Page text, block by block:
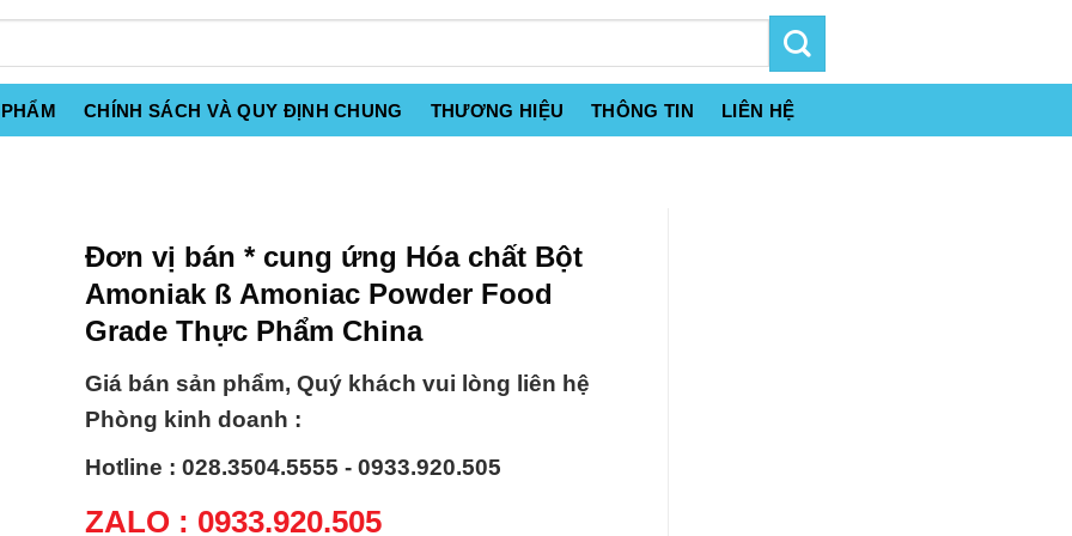
CHÍNH SÁCH VÀ QUY ĐỊNH CHUNG THƯƠNG HIỆU THÔNG TIN LIÊN HỆ
Đơn vị bán * cung ứng Hóa chất Bột
Amoniak ß Amoniac Powder Food
Grade Thực Phẩm China
Giá bán sản phẩm, Quý khách vui lòng liên hệ
Phòng kinh doanh :
Hotline : 028.3504.5555 - 0933.920.505
ZALO : 0933.920.505